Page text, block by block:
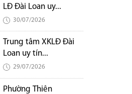
LĐ Đài Loan uy...
30/07/2026
Trung tâm XKLĐ Đài
Loan uy tín...
29/07/2026
Phường Thiên